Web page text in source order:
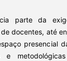
parte da
docentes, até
presencial
e